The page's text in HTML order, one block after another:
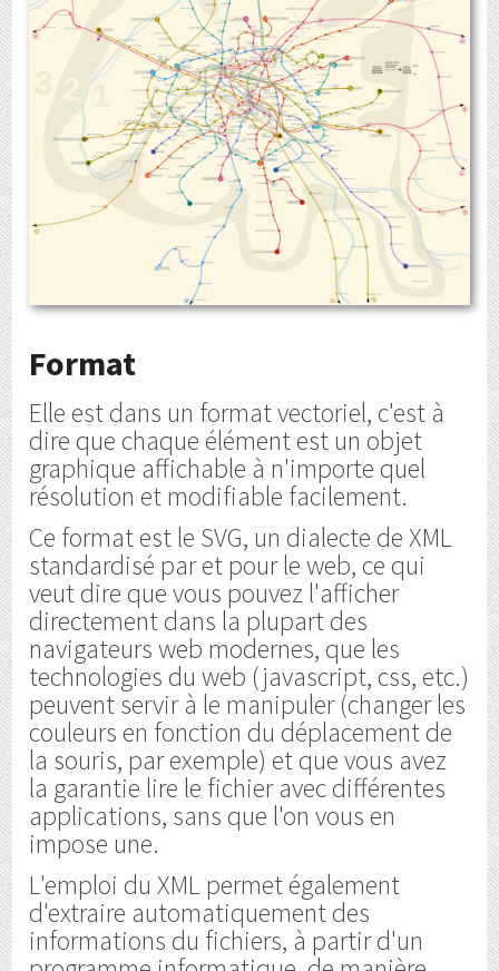
Format
Elle est dans un format vectoriel, c'est à
dire que chaque élément est un objet
graphique affichable à n'importe quel
résolution et modifiable facilement.
Ce format est le SVG, un dialecte de XML
standardisé par et pour le web, ce qui
veut dire que vous pouvez l'afficher
directement dans la plupart des
navigateurs web modernes, que les
technologies du web (javascript, css, etc.)
peuvent servir à le manipuler (changer les
couleurs en fonction du déplacement de
la souris, par exemple) et que vous avez
la garantie lire le fichier avec différentes
applications, sans que l'on vous en
impose une.
L'emploi du XML permet également
d'extraire automatiquement des
informations du fichiers, à partir d'un